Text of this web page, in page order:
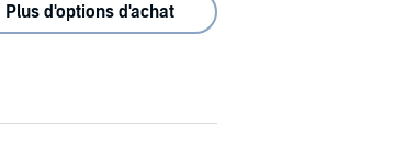
Plus d'options d'achat